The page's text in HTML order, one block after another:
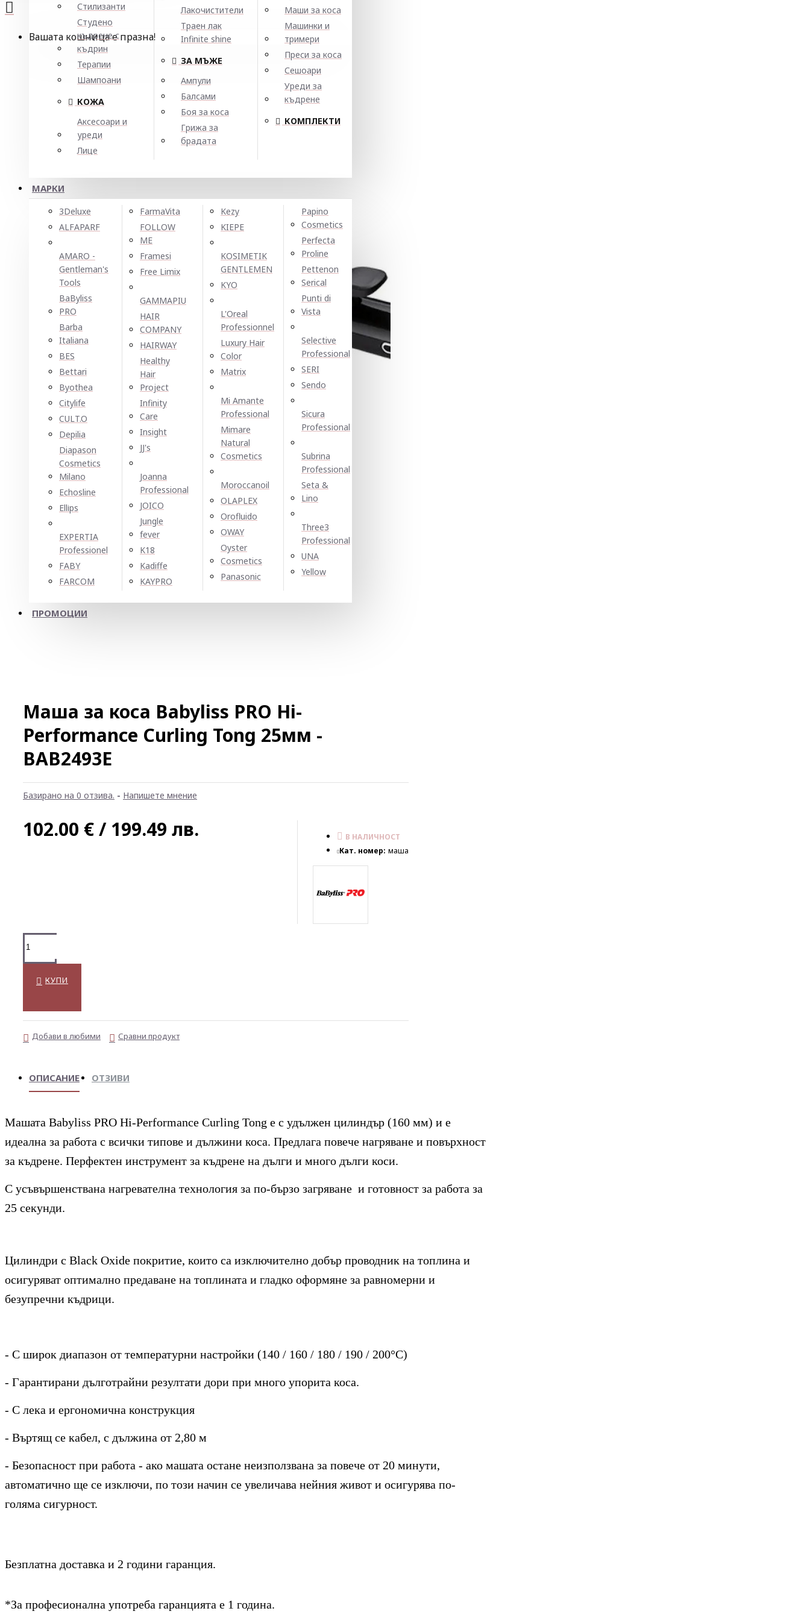
Стилизанти
Студено
къдрене с
къдрин
Терапии
Шампоани
КОЖА
Аксесоари и
уреди
Лице
Лакочистители
Траен лак
Infinite shine
ЗА МЪЖЕ
Ампули
Балсами
Боя за коса
Грижа за
брадата
Маши за коса
Машинки и
тримери
Преси за коса
Сешоари
Уреди за
къдрене
КОМПЛЕКТИ
МАРКИ
3Deluxe
ALFAPARF
AMARO -
Gentleman's
Tools
BaByliss
PRO
Barba
Italiana
BES
Bettari
Byothea
Citylife
CULT.O
Depilia
Diapason
Cosmetics
Milano
Echosline
Ellірѕ
EXPERTIA
Professionel
FABY
FARCOM
FarmaVita
FOLLOW
ME
Framesi
Free Limix
GAMMAPIU
HAIR
COMPANY
HAIRWAY
Healthy
Hair
Project
Infinity
Care
Insight
JJ's
Joanna
Professional
JOICO
Jungle
fever
K18
Kadiffe
KAYPRO
Kezy
KIEPE
KOSIMETIK
GENTLEMEN
KYO
L'Oreal
Professionnel
Luxury Hair
Color
Matrix
Mi Amante
Professional
Mimare
Natural
Cosmetics
Moroccanoil
OLAPLEX
Orofluido
OWAY
Oyster
Cosmetics
Panasonic
Papino
Cosmetics
Perfecta
Proline
Pettenon
Serical
Punti di
Vista
Selective
Professional
SERI
Sendo
Sicura
Professional
Subrina
Professional
Seta &
Lino
Three3
Professional
UNA
Yellow
ПРОМОЦИИ
Вашата кошница е празна!
Маша за коса Babyliss PRO Hi-
Performance Curling Tong 25мм -
BAB2493E
Базирано на 0 отзива. - Напишете мнение
102.00 € / 199.49 лв.
В НАЛИЧНОСТ
Кат. номер: маша
КУПИ
Добави в любими Сравни продукт
ОПИСАНИЕ ОТЗИВИ
Машата Babyliss PRO Hi-Performance Curling Tong е с удължен цилиндър (160 мм) и е
идеална за работа с всички типове и дължини коса. Предлага повече нагряване и повърхност
за къдрене. Перфектен инструмент за къдрене на дълги и много дълги коси.
С усъвършенствана нагревателна технология за по-бързо загряване и готовност за работа за
25 секунди.
Цилиндри с Black Oxide покритие, които са изключително добър проводник на топлина и
осигуряват оптимално предаване на топлината и гладко оформяне за равномерни и
безупречни къдрици.
- С широк диапазон от температурни настройки (140 / 160 / 180 / 190 / 200°C)
- Гарантирани дълготрайни резултати дори при много упорита коса.
- С лека и ергономична конструкция
- Въртящ се кабел, с дължина от 2,80 м
- Безопасност при работа - ако машата остане неизползвана за повече от 20 минути,
автоматично ще се изключи, по този начин се увеличава нейния живот и осигурява по-
голяма сигурност.
Безплатна доставка и 2 години гаранция.
*За професионална употреба гаранцията е 1 година.